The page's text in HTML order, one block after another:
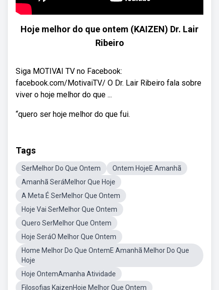
Hoje melhor do que ontem (KAIZEN) Dr. Lair
Ribeiro
Siga MOTIVAI TV no Facebook:
facebook.com/MotivaiTV/ O Dr. Lair Ribeiro fala sobre
viver o hoje melhor do que ...
“quero ser hoje melhor do que fui.
Tags
SerMelhor Do Que Ontem
Ontem HojeE Amanhã
Amanhã SeráMelhor Que Hoje
A Meta É SerMelhor Que Ontem
Hoje Vai SerMelhor Que Ontem
Quero SerMelhor Que Ontem
Hoje SeráO Melhor Que Ontem
Home Melhor Do Que OntemE Amanhã Melhor Do Que
Hoje
Hoje OntemAmanha Atividade
Filosofias KaizenHoje Melhor Que Ontem